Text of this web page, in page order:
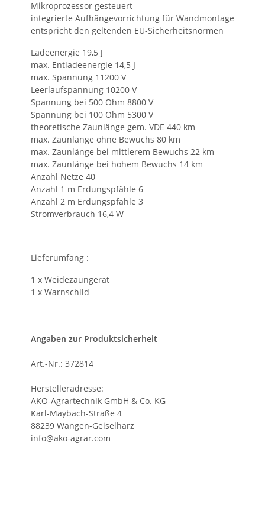
Mikroprozessor gesteuert
integrierte Aufhängevorrichtung für Wandmontage
entspricht den geltenden EU-Sicherheitsnormen
Ladeenergie 19,5 J
max. Entladeenergie 14,5 J
max. Spannung 11200 V
Leerlaufspannung 10200 V
Spannung bei 500 Ohm 8800 V
Spannung bei 100 Ohm 5300 V
theoretische Zaunlänge gem. VDE 440 km
max. Zaunlänge ohne Bewuchs 80 km
max. Zaunlänge bei mittlerem Bewuchs 22 km
max. Zaunlänge bei hohem Bewuchs 14 km
Anzahl Netze 40
Anzahl 1 m Erdungspfähle 6
Anzahl 2 m Erdungspfähle 3
Stromverbrauch 16,4 W
Lieferumfang :
1 x Weidezaungerät
1 x Warnschild
Angaben zur Produktsicherheit
Art.-Nr.: 372814
Herstelleradresse:
AKO-Agrartechnik GmbH & Co. KG
Karl-Maybach-Straße 4
88239 Wangen-Geiselharz
info@ako-agrar.com